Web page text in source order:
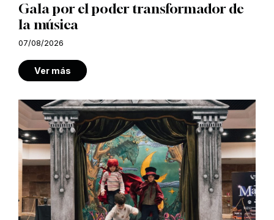
Gala por el poder transformador de
la música
07/08/2026
Ver más